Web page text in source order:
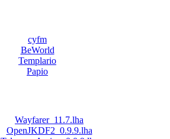
cyfm
BeWorld
Templario
Papio
Wayfarer_11.7.lha
OpenJKDF2_0.9.9.lha